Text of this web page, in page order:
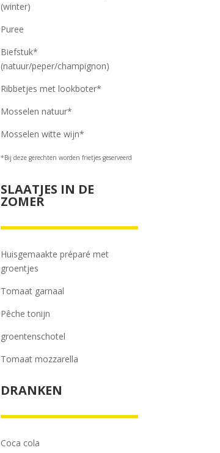
(winter)
Puree
Biefstuk*
(natuur/peper/champignon)
Ribbetjes met lookboter*
Mosselen natuur*
Mosselen witte wijn*
*Bij deze gerechten worden frietjes geserveerd
SLAATJES IN DE
ZOMER
Huisgemaakte préparé met
groentjes
Tomaat garnaal
Pêche tonijn
groentenschotel
Tomaat mozzarella
DRANKEN
Coca cola